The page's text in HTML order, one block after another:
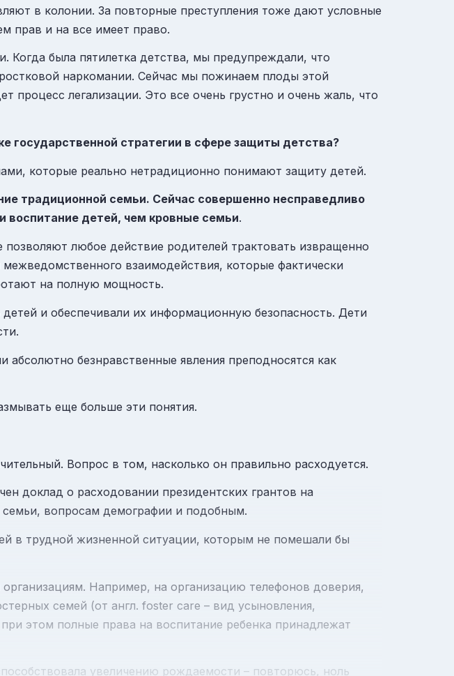
в колонии. За повторные преступления тоже дают условные
прав и на все имеет право.
Когда была пятилетка детства, мы предупреждали, что
наркомании. Сейчас мы пожинаем плоды этой
процесс легализации. Это все очень грустно и очень жаль, что
государственной стратегии в сфере защиты детства?
которые реально нетрадиционно понимают защиту детей.
традиционной семьи. Сейчас совершенно несправедливо
воспитание детей, чем кровные семьи.
любое действие родителей трактовать извращенно
взаимодействия, которые фактически
на полную мощность.
и обеспечивали их информационную безопасность. Дети
безнравственные явления преподносятся как
еще больше эти понятия.
Вопрос в том, насколько он правильно расходуется.
доклад о расходовании президентских грантов на
вопросам демографии и подобным.
в трудной жизненной ситуации, которым не помешали бы
Например, на организацию телефонов доверия,
семей (от англ. foster care – вид усыновления,
этом полные права на воспитание ребенка принадлежат
увеличению рождаемости – повторюсь, ноль